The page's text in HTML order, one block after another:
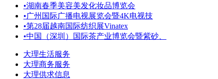
•湖南春季美容美发化妆品博览会
•广州国际广播电视展览会暨4K电视技
•第28届越南国际纺织展Vinatex
•中国（深圳）国际茶产业博览会暨紫砂、
大理生活服务
大理商务服务
大理供求信息